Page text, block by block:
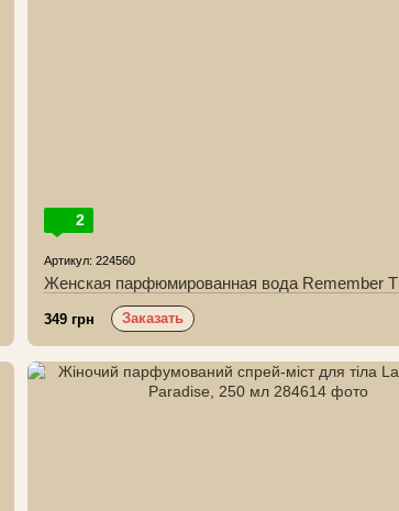
2
Артикул: 224560
349 грн Заказать